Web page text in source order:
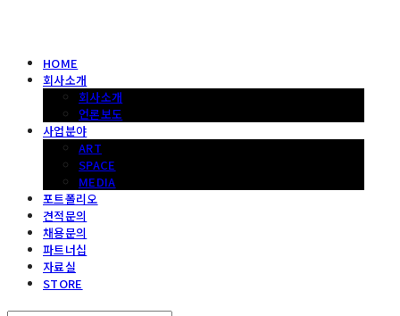
HOME
회사소개
회사소개
언론보도
사업분야
ART
SPACE
MEDIA
포트폴리오
견적문의
채용문의
파트너십
자료실
STORE